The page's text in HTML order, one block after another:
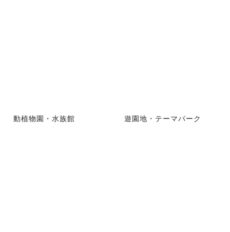
動植物園・水族館 遊園地・テーマパーク